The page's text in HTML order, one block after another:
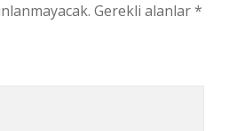
Gerekli alanlar*